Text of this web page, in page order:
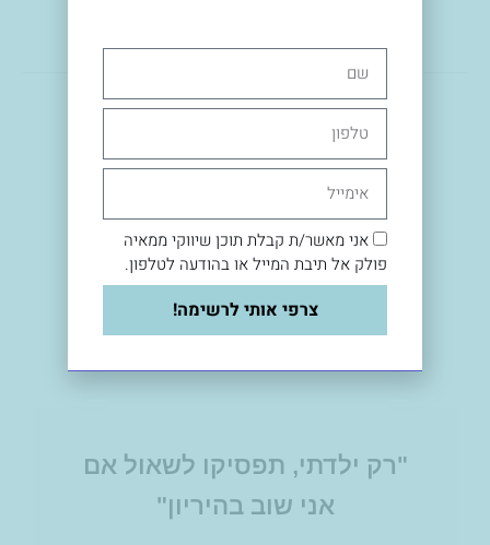
"רק ילדתי, תפסיקו לשאול אם
אני שוב בהיריון"
אני מאשר/ת קבלת תוכן שיווקי ממאיה
פולק אל תיבת המייל או בהודעה לטלפון.
צרפי אותי לרשימה!